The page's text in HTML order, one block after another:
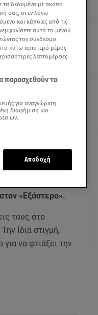
«Εξάστερο».
τους στο
ίδια στιγμή,
να φτιάξει την
τα δεδομένα με σκοπό
σας, οι εν λόγω
και κάποιες από τις
αυτό το μενού
τον σύνδεσμο
κάτω αριστερό μέρος
λεπτομέρειες
παρασχεθούν τα
για αναγνώριση
διαφήμιση και
Αποδοχή